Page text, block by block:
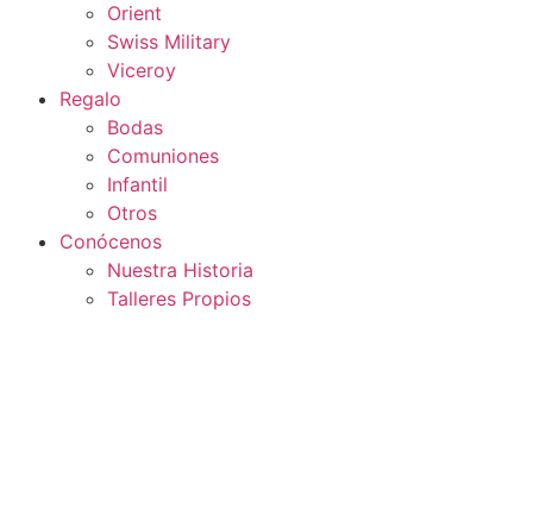
Orient
Swiss Military
Viceroy
Regalo
Bodas
Comuniones
Infantil
Otros
Conócenos
Nuestra Historia
Talleres Propios